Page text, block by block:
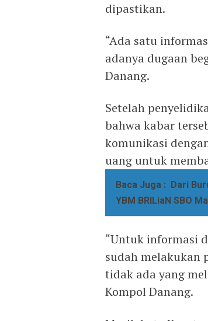
dipastikan.
“Ada satu
adanya dugaan
Danang.
Setelah
bahwa kabar
komunikasi
uang untuk
Baca Juga : Dari
YBM BRILiaN SBO
“Untuk informasi
sudah melakukan
tidak ada yang
Kompol Danang.